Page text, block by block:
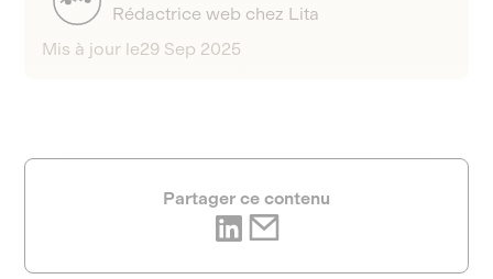
Rédactrice web chez Lita
Mis à jour le29 Sep 2025
Partager ce contenu